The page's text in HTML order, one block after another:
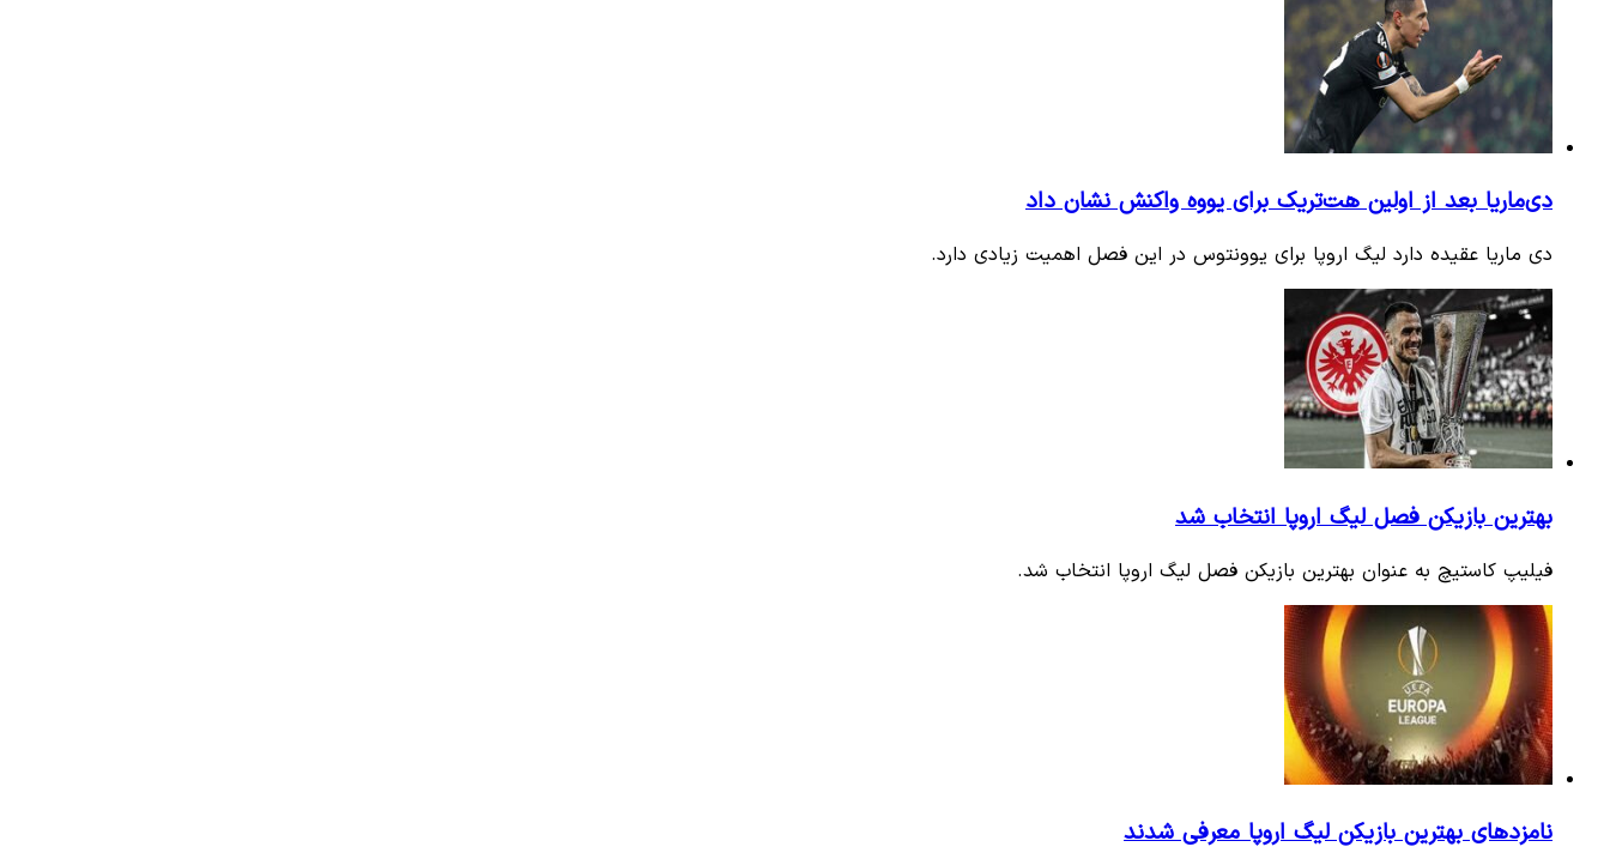
دی‌ماریا بعد از اولین هت‌تریک برای یووه واکنش نشان داد
دی ماریا عقیده دارد لیگ اروپا برای یوونتوس در این فصل اهمیت زیادی دارد.
بهترین بازیکن فصل لیگ اروپا انتخاب شد
فیلیپ کاستیچ به عنوان بهترین بازیکن فصل لیگ اروپا انتخاب شد.
نامزد‌های بهترین بازیکن لیگ اروپا معرفی شدند